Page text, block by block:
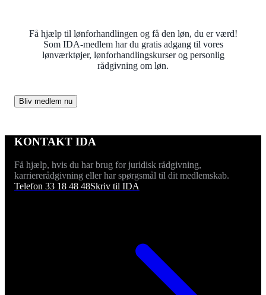
Få hjælp til lønforhandlingen og få den løn, du er værd!
Som IDA-medlem har du gratis adgang til vores
lønværktøjer, lønforhandlingskurser og personlig
rådgivning om løn.
Bliv medlem nu
KONTAKT IDA
Få hjælp, hvis du har brug for juridisk rådgivning,
karriererådgivning eller har spørgsmål til dit medlemskab.
Telefon 33 18 48 48Skriv til IDA